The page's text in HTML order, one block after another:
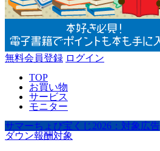
無料会員登録 ログイン
TOP
お買い物
サービス
モニター
サマーちょび宝くじ2026：対象広告
ダウン報酬対象